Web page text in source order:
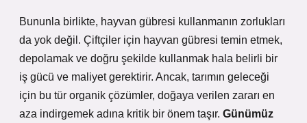
Bununla birlikte, hayvan gübresi kullanmanın zorlukları
da yok değil. Çiftçiler için hayvan gübresi temin etmek,
depolamak ve doğru şekilde kullanmak hala belirli bir
iş gücü ve maliyet gerektirir. Ancak, tarımın geleceği
için bu tür organik çözümler, doğaya verilen zararı en
aza indirgemek adına kritik bir önem taşır. Günümüz